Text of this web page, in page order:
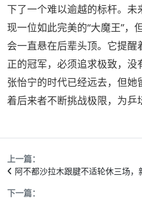
下了一个难以逾越的标杆。未
现一位如此完美的“大魔王”，
会一直悬在后辈头顶。它提
正的冠军，必须追求极致，没
张怡宁的时代已经远去，但
着后来者不断挑战极限，为乒
上一篇：
阿不都沙拉木跟腱不适轮休三场，
下一篇：